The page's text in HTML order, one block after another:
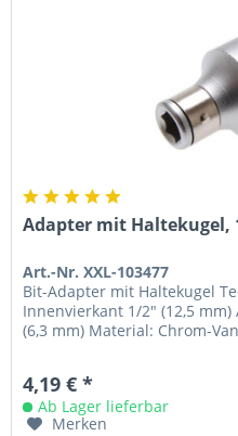
Adapter mit Haltekugel,
Art.-Nr. XXL-103477
Bit-Adapter mit Haltekugel
Innenvierkant 1/2" (12,5
(6,3 mm) Material: Chrom-
4,19 € *
Ab Lager lieferbar
Merken